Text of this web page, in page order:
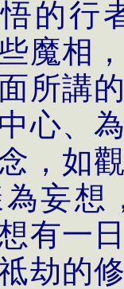
的行
魔相
所講
心、
，如
妄想
有一
劫的